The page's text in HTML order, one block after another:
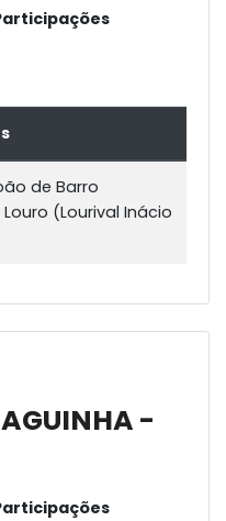
de Barro
(Lourival Inácio
-